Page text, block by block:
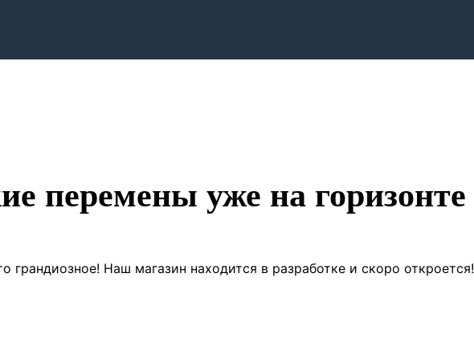
перемены уже на горизонте
грандиозное! Наш магазин находится в разработке и скоро откроется!